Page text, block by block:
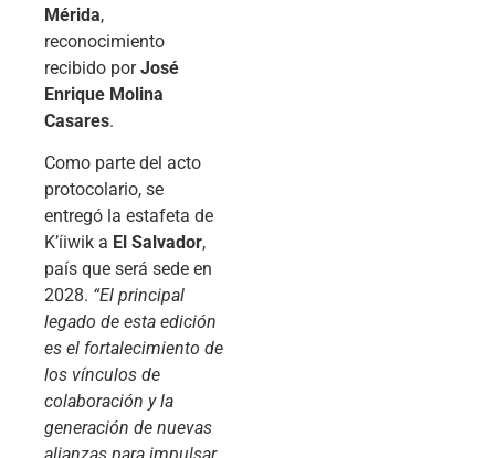
Mérida,
reconocimiento
recibido porJosé
Enrique Molina
Casares.
Como parte del acto
protocolario, se
entregó la estafeta de
K’íiwik a El Salvador,
país que será sede en
2028. “El principal
legado de esta edición
es el fortalecimiento de
los vínculos de
colaboración y la
generación de nuevas